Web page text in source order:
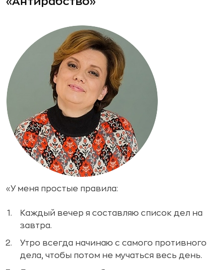
«У меня простые правила:
Каждый вечер я составляю список дел на
завтра.
Утро всегда начинаю с самого противного
дела, чтобы потом не мучаться весь день.